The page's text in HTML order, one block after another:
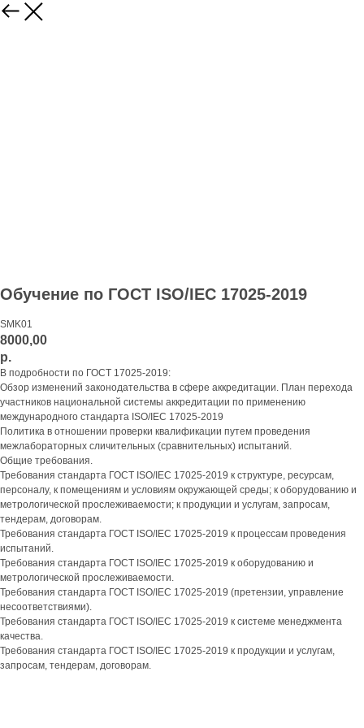
Обучение по ГОСТ ISO/IEC 17025-2019
SMK01
8000,00
р.
В подробности по ГОСТ 17025-2019:
Обзор изменений законодательства в сфере аккредитации. План перехода
участников национальной системы аккредитации по применению
международного стандарта ISO/IEC 17025-2019
Политика в отношении проверки квалификации путем проведения
межлабораторных сличительных (сравнительных) испытаний.
Общие требования.
Требования стандарта ГОСТ ISO/IEC 17025-2019 к структуре, ресурсам,
персоналу, к помещениям и условиям окружающей среды; к оборудованию и
метрологической прослеживаемости; к продукции и услугам, запросам,
тендерам, договорам.
Требования стандарта ГОСТ ISO/IEC 17025-2019 к процессам проведения
испытаний.
Требования стандарта ГОСТ ISO/IEC 17025-2019 к оборудованию и
метрологической прослеживаемости.
Требования стандарта ГОСТ ISO/IEC 17025-2019 (претензии, управление
несоответствиями).
Требования стандарта ГОСТ ISO/IEC 17025-2019 к системе менеджмента
качества.
Требования стандарта ГОСТ ISO/IEC 17025-2019 к продукции и услугам,
запросам, тендерам, договорам.